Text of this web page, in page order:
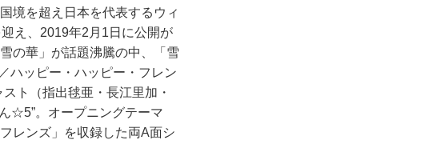
境を超え日本を代表するウィ
え、2019年2月1日に公開が
の華」が話題沸騰の中、「雪
ハッピー・ハッピー・フレン
ト（指出毬亜・長江里加・
☆5”。オープニングテーマ
レンズ」を収録した両A面シ